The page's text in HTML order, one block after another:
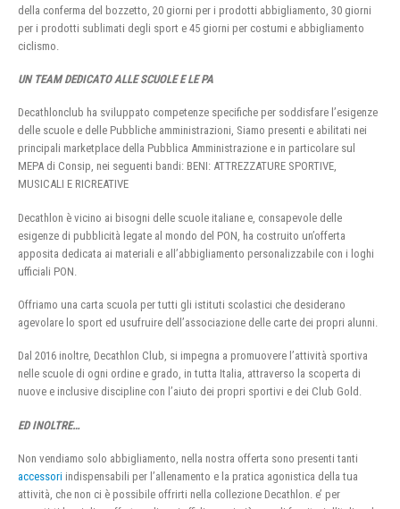
della conferma del bozzetto, 20 giorni per i prodotti abbigliamento, 30 giorni
per i prodotti sublimati degli sport e 45 giorni per costumi e abbigliamento
ciclismo.
UN TEAM DEDICATO ALLE SCUOLE E LE PA
Decathlonclub ha sviluppato competenze specifiche per soddisfare l’esigenze
delle scuole e delle Pubbliche amministrazioni, Siamo presenti e abilitati nei
principali marketplace della Pubblica Amministrazione e in particolare sul
MEPA di Consip, nei seguenti bandi: BENI: ATTREZZATURE SPORTIVE,
MUSICALI E RICREATIVE
Decathlon è vicino ai bisogni delle scuole italiane e, consapevole delle
esigenze di pubblicità legate al mondo del PON, ha costruito un’offerta
apposita dedicata ai materiali e all’abbigliamento personalizzabile con i loghi
ufficiali PON.
Offriamo una carta scuola per tutti gli istituti scolastici che desiderano
agevolare lo sport ed usufruire dell’associazione delle carte dei propri alunni.
Dal 2016 inoltre, Decathlon Club, si impegna a promuovere l’attività sportiva
nelle scuole di ogni ordine e grado, in tutta Italia, attraverso la scoperta di
nuove e inclusive discipline con l’aiuto dei propri sportivi e dei Club Gold.
ED INOLTRE…
Non vendiamo solo abbigliamento, nella nostra offerta sono presenti tanti
accessori indispensabili per l’allenamento e la pratica agonistica della tua
attività, che non ci è possibile offrirti nella collezione Decathlon. e’ per